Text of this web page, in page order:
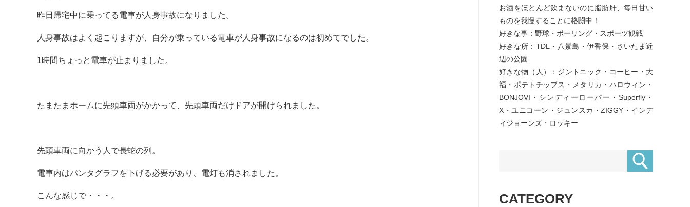
昨日帰宅中に乗ってる電車が人身事故になりました。
人身事故はよく起こりますが、自分が乗っている電車が人身事故になるのは初めてでした。
1時間ちょっと電車が止まりました。
たまたまホームに先頭車両がかかって、先頭車両だけドアが開けられました。
先頭車両に向かう人で長蛇の列。
電車内はパンタグラフを下げる必要があり、電灯も消されました。
こんな感じで・・・。
お酒をほとんど飲まないのに脂肪肝、毎日甘い
ものを我慢することに格闘中！
好きな事：野球・ボーリング・スポーツ観戦
好きな所：TDL・八景島・伊香保・さいたま近
辺の公園
好きな物（人）：ジントニック・コーヒー・大
福・ポテトチップス・メタリカ・ハロウィン・
BONJOVI・シンディーローパー・Superfly・
X・ユニコーン・ジュンスカ・ZIGGY・インデ
ィジョーンズ・ロッキー
CATEGORY